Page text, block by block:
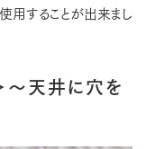
用することが出来まし
～天井に穴を